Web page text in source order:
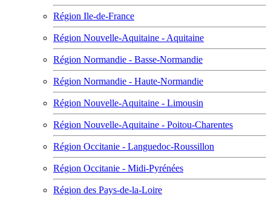
Région Ile-de-France
Région Nouvelle-Aquitaine - Aquitaine
Région Normandie - Basse-Normandie
Région Normandie - Haute-Normandie
Région Nouvelle-Aquitaine - Limousin
Région Nouvelle-Aquitaine - Poitou-Charentes
Région Occitanie - Languedoc-Roussillon
Région Occitanie - Midi-Pyrénées
Région des Pays-de-la-Loire